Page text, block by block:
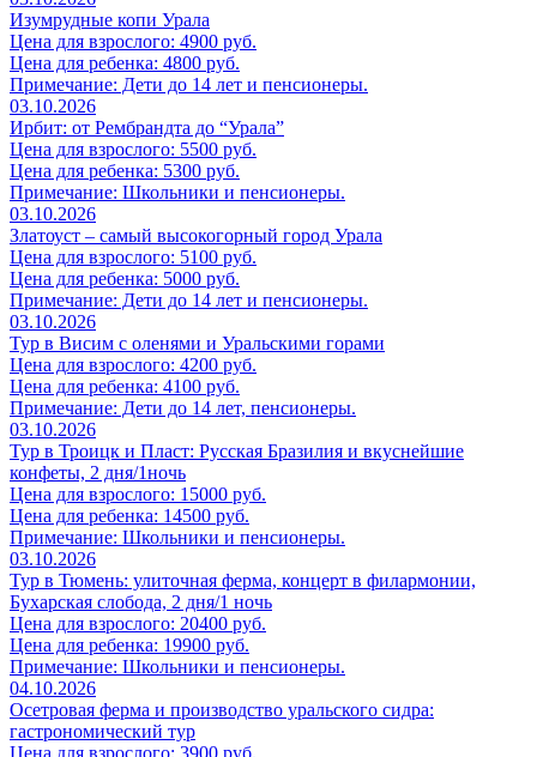
Изумрудные копи Урала
Цена для взрослого: 4900 руб.
Цена для ребенка: 4800 руб.
Примечание: Дети до 14 лет и пенсионеры.
03.10.2026
Ирбит: от Рембрандта до “Урала”
Цена для взрослого: 5500 руб.
Цена для ребенка: 5300 руб.
Примечание: Школьники и пенсионеры.
03.10.2026
Златоуст – самый высокогорный город Урала
Цена для взрослого: 5100 руб.
Цена для ребенка: 5000 руб.
Примечание: Дети до 14 лет и пенсионеры.
03.10.2026
Тур в Висим с оленями и Уральскими горами
Цена для взрослого: 4200 руб.
Цена для ребенка: 4100 руб.
Примечание: Дети до 14 лет, пенсионеры.
03.10.2026
Тур в Троицк и Пласт: Русская Бразилия и вкуснейшие
конфеты, 2 дня/1ночь
Цена для взрослого: 15000 руб.
Цена для ребенка: 14500 руб.
Примечание: Школьники и пенсионеры.
03.10.2026
Тур в Тюмень: улиточная ферма, концерт в филармонии,
Бухарская слобода, 2 дня/1 ночь
Цена для взрослого: 20400 руб.
Цена для ребенка: 19900 руб.
Примечание: Школьники и пенсионеры.
04.10.2026
Осетровая ферма и производство уральского сидра:
гастрономический тур
Цена для взрослого: 3900 руб.